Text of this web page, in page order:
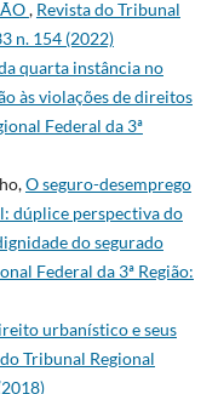
, Revista do Tribunal
n. 154 (2022)
quarta instância no
às violações de direitos
Federal da 3ª
O seguro-desemprego
dúplice perspectiva do
do segurado
Federal da 3ª Região:
urbanístico e seus
Tribunal Regional